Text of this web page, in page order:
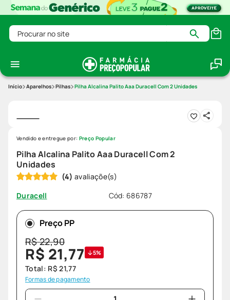
Procurar no site
Aparelhos Pilhas Pilha Alcalina Palito Aaa Duracell Com 2 Unidades
Pilha Alcalina Palito Aaa Duracell Com 2
Unidades
(4)
Duracell
Cód: 686787
Vendido e entregue por: Preço Popular
Preço PP
R$22,90
R$ 21,77 5%
Total: R$ 21,77
Formas de pagamento